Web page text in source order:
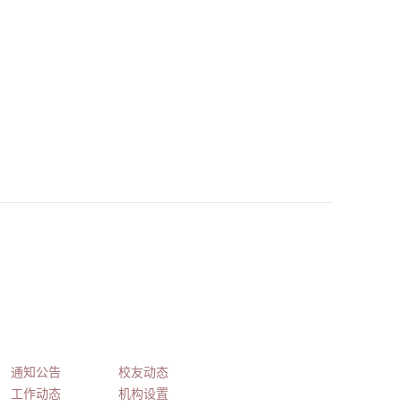
通知公告
工作动态
校友动态
机构设置